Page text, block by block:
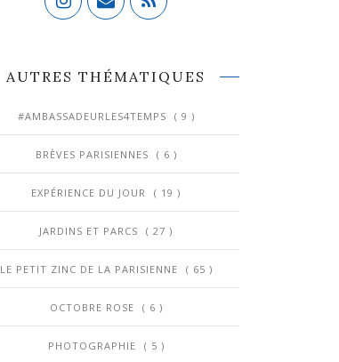
AUTRES THÉMATIQUES
#AMBASSADEURLES4TEMPS ( 9 )
BRÈVES PARISIENNES ( 6 )
EXPÉRIENCE DU JOUR ( 19 )
JARDINS ET PARCS ( 27 )
LE PETIT ZINC DE LA PARISIENNE ( 65 )
OCTOBRE ROSE ( 6 )
PHOTOGRAPHIE ( 5 )